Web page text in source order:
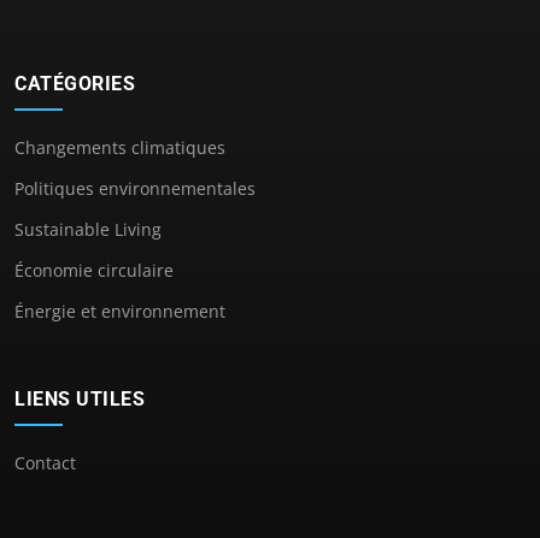
CATÉGORIES
Changements climatiques
Politiques environnementales
Sustainable Living
Économie circulaire
Énergie et environnement
LIENS UTILES
Contact